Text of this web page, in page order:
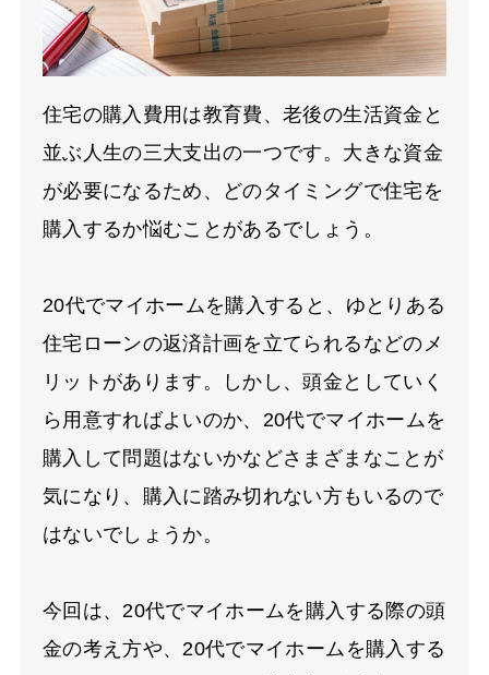
住宅の購入費用は教育費、老後の生活資金と
並ぶ人生の三大支出の一つです。大きな資金
が必要になるため、どのタイミングで住宅を
購入するか悩むことがあるでしょう。
20代でマイホームを購入すると、ゆとりある
住宅ローンの返済計画を立てられるなどのメ
リットがあります。しかし、頭金としていく
ら用意すればよいのか、20代でマイホームを
購入して問題はないかなどさまざまなことが
気になり、購入に踏み切れない方もいるので
はないでしょうか。
今回は、20代でマイホームを購入する際の頭
金の考え方や、20代でマイホームを購入する